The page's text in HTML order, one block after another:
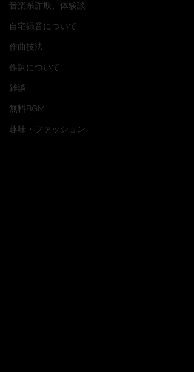
音楽系詐欺、体験談
自宅録音について
作曲技法
作詞について
雑談
無料BGM
趣味・ファッション